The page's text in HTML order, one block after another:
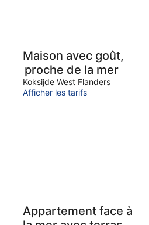
Maison avec goût,
proche de la mer
Koksijde West Flanders
Afficher les tarifs
Appartement face à